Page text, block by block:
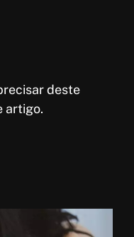
deste
artigo.